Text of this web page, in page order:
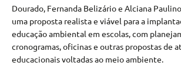
Dourado, Fernanda Belizário e Alciana
uma proposta realista e viável para a
educação ambiental em escolas, com
cronogramas, oficinas e outras propostas de
educacionais voltadas ao meio ambiente.